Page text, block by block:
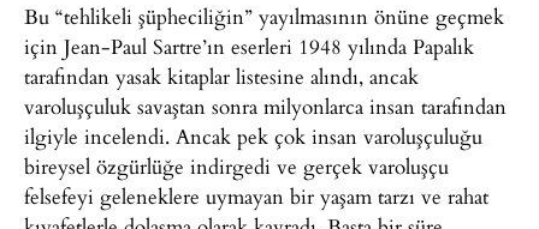
Bu “tehlikeli şüpheciliğin” yayılmasının önüne geçmek
için Jean-Paul Sartre’ın eserleri 1948 yılında Papalık
tarafından yasak kitaplar listesine alındı, ancak
varoluşçuluk savaştan sonra milyonlarca insan tarafından
ilgiyle incelendi. Ancak pek çok insan varoluşçuluğu
bireysel özgürlüğe indirgedi ve gerçek varoluşçu
felsefeyi geleneklere uymayan bir yaşam tarzı ve rahat